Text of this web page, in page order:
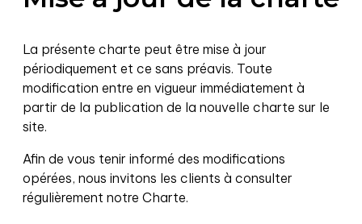
La présente charte peut être mise à jour
périodiquement et ce sans préavis. Toute
modification entre en vigueur immédiatement à
partir de la publication de la nouvelle charte sur le
site.
Afin de vous tenir informé des modifications
opérées, nous invitons les clients à consulter
régulièrement notre Charte.